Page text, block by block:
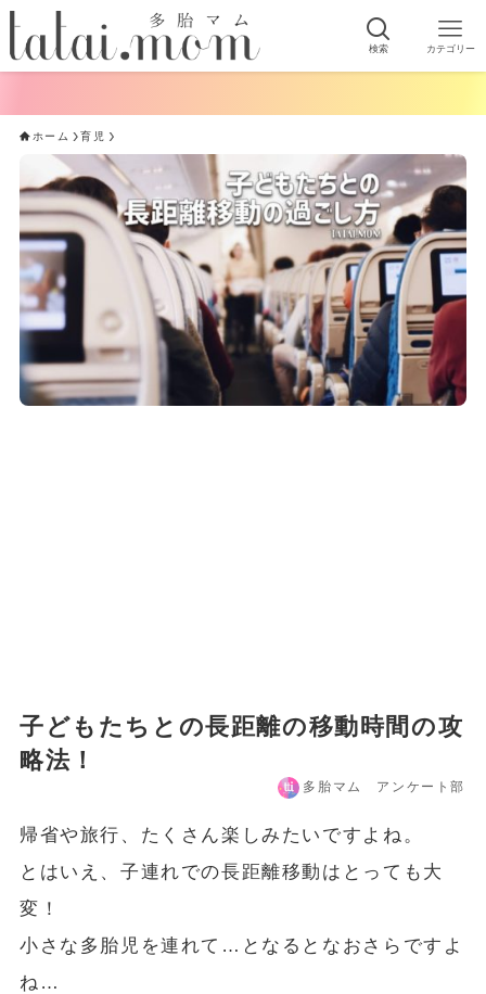
検索 カテゴリー
ホーム 育児
子どもたちとの長距離の移動時間の攻
略法！
多胎マム アンケート部
帰省や旅行、たくさん楽しみたいですよね。
とはいえ、子連れでの長距離移動はとっても大
変！
小さな多胎児を連れて…となるとなおさらですよ
ね…